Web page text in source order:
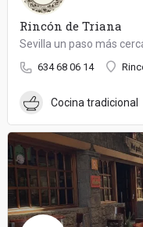
Rincón de Triana
Sevilla un paso más
634 68 06 14
Cocina tradicional